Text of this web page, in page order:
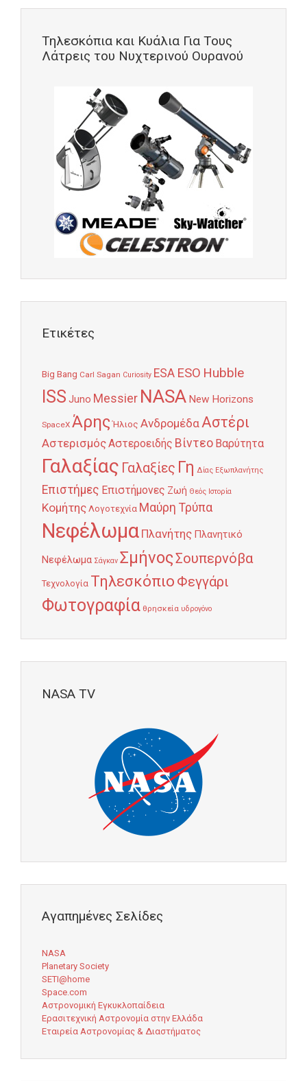
Τηλεσκόπια και Κυάλια Για Τους
Λάτρεις του Νυχτερινού Ουρανού
Ετικέτες
Big Bang Carl Sagan Curiosity ESA ESO Hubble
ISS Juno Messier NASA New Horizons
SpaceX Άρης Ήλιος ΑνδρομέδαΑστέρι
ΑστερισμόςΑστεροειδής Βίντεο Βαρύτητα
Γαλαξίας Γαλαξίες Γη Δίας Εξωπλανήτης
Επιστήμες Επιστήμονες Ζωή Θεός Ιστορία
Κομήτης Λογοτεχνία Μαύρη Τρύπα
Νεφέλωμα Πλανήτης Πλανητικό
Νεφέλωμα Σάγκαν ΣμήνοςΣουπερνόβα
Τεχνολογία Τηλεσκόπιο Φεγγάρι
Φωτογραφία θρησκεία υδρογόνο
NASA TV
Αγαπημένες Σελίδες
NASA
Planetary Society
SETI@home
Space.com
Αστρονομική Εγκυκλοπαίδεια
Ερασιτεχνική Αστρονομία στην Ελλάδα
Εταιρεία Αστρονομίας & Διαστήματος